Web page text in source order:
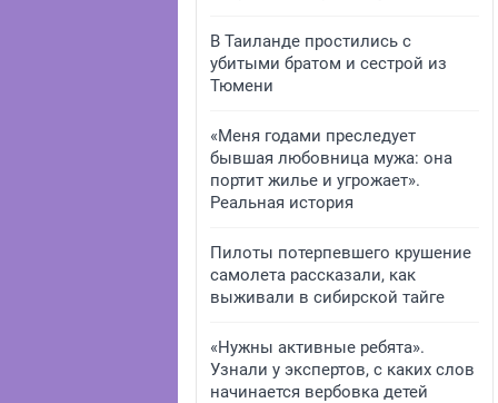
В Таиланде простились с
убитыми братом и сестрой из
Тюмени
«Меня годами преследует
бывшая любовница мужа: она
портит жилье и угрожает».
Реальная история
Пилоты потерпевшего крушение
самолета рассказали, как
выживали в сибирской тайге
«Нужны активные ребята».
Узнали у экспертов, с каких слов
начинается вербовка детей